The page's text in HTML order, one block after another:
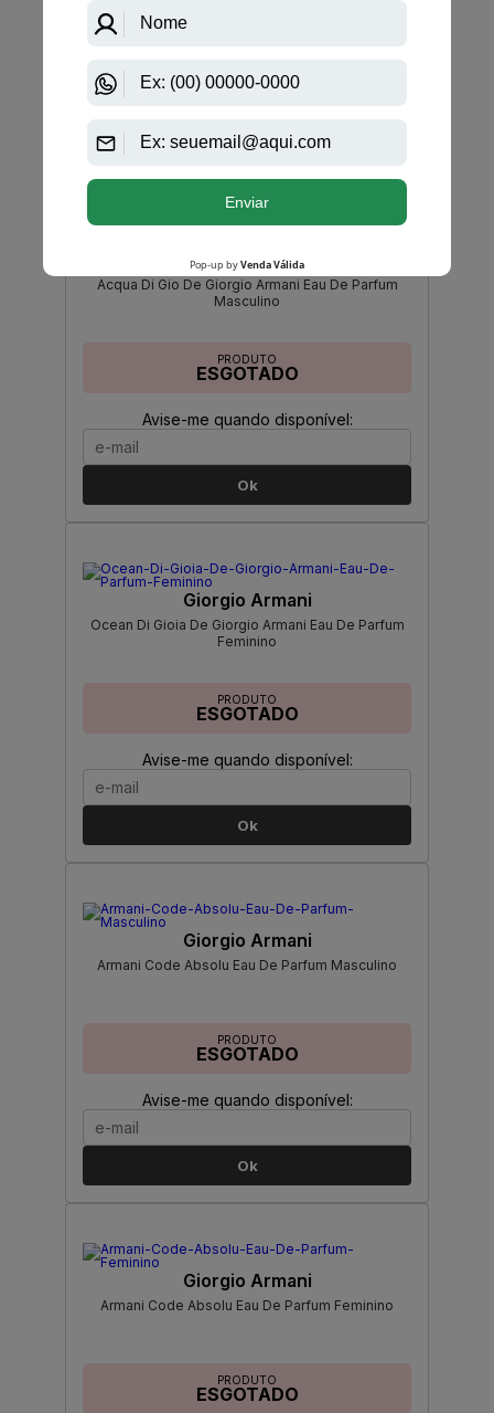
Avise-me quando disponível:
Ok
Giorgio Armani
Acqua Di Gio De Giorgio Armani Eau De Parfum
Masculino
PRODUTO
ESGOTADO
Avise-me quando disponível:
Ok
Giorgio Armani
Ocean Di Gioia De Giorgio Armani Eau De Parfum
Feminino
PRODUTO
ESGOTADO
Avise-me quando disponível:
Ok
Giorgio Armani
Armani Code Absolu Eau De Parfum Masculino
PRODUTO
ESGOTADO
Avise-me quando disponível:
Ok
Giorgio Armani
Armani Code Absolu Eau De Parfum Feminino
PRODUTO
ESGOTADO